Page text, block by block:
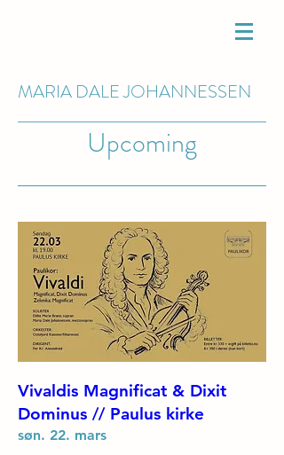
MARIA DALEJOHANNESSEN
Upcoming
Vivaldis Magnificat & Dixit
Dominus // Paulus kirke
søn. 22. mars